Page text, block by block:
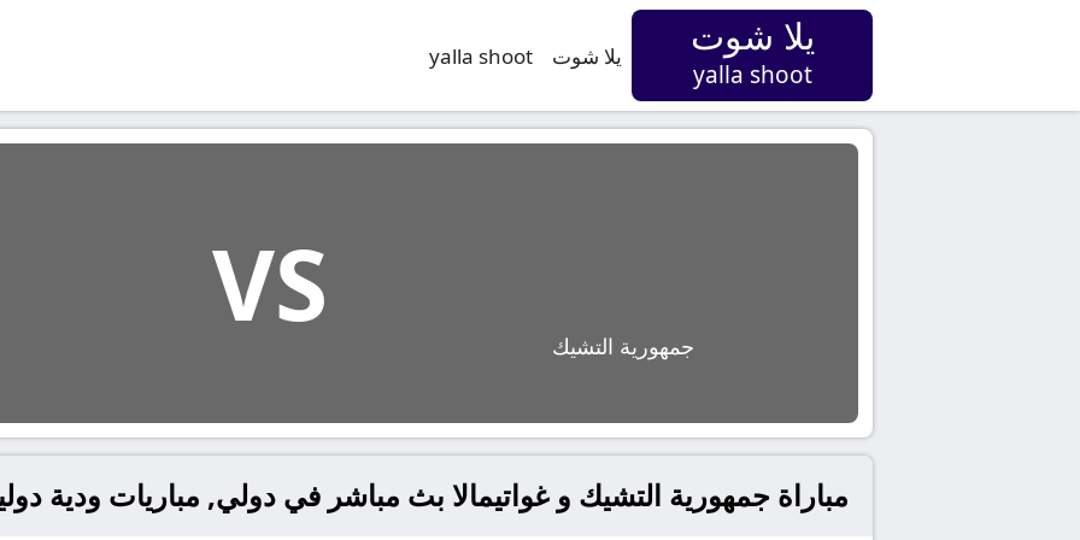
يلا شوت
yalla shoot
يلا شوت yalla shoot
جمهورية التشيك VS
مباراة جمهورية التشيك و غواتيمالا بث مباشر في دولي, مباريات ودية